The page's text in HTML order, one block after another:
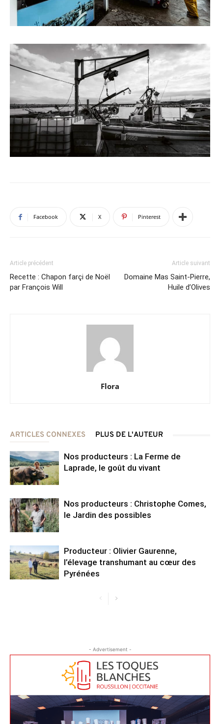
Facebook X Pinterest
Article précédent
Recette : Chapon farçi de Noël
par François Will
Article suivant
Domaine Mas Saint-Pierre,
Huile d’Olives
Flora
ARTICLES CONNEXES PLUS DE L'AUTEUR
Nos producteurs : La Ferme de
Laprade, le goût du vivant
Nos producteurs : Christophe Comes,
le Jardin des possibles
Producteur : Olivier Gaurenne,
l’élevage transhumant au cœur des
Pyrénées
- Advertisement -